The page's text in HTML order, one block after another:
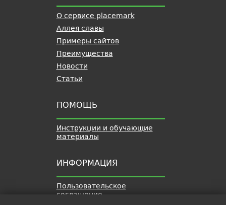
О сервисе placemark
Аллея славы
Примеры сайтов
Преимущества
Новости
Статьи
ПОМОЩЬ
Инструкции и обучающие
материалы
ИНФОРМАЦИЯ
Пользовательское
соглашение